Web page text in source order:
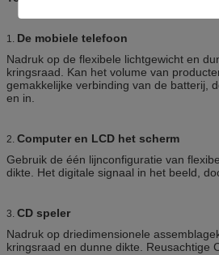
1. De mobiele telefoon
Nadruk op de flexibele lichtgewicht en
kringsraad. Kan het volume van
gemakkelijke verbinding van de batterij,
en in.
2. Computer en LCD het scherm
Gebruik de één lijnconfiguratie van
dikte. Het digitale signaal in het beeld,
3. CD speler
Nadruk op driedimensionele
kringsraad en dunne dikte. Reusachtige